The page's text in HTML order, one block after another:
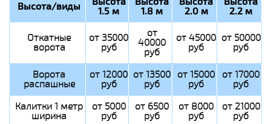
Высота/виды 1.5 м 1.8 м 2.0 м 2.2 м
Откатные
ворота
от 35000
руб
от
40000
руб
от 45000
руб
от 50000
руб
Ворота
распашные
от 12000
руб
от 13500
руб
от 15000
руб
от 17000
руб
Калитки 1 метр
ширина
от 5000
руб
от 6500
руб
от 8000
руб
от 21000
руб